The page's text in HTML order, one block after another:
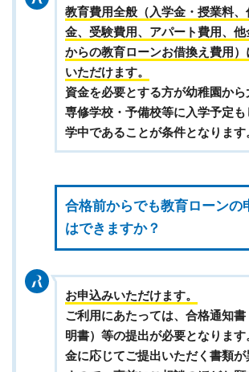
教育費用全般（入学金・授業料、
金、受験費用、アパート費用、他
からの教育ローンお借換え費用）
いただけます。
資金を必要とする方が幼稚園から
専修学校・予備校等に入学予定も
学中であることが条件となります
合格前からでも教育ローンの
はできますか？
お申込みいただけます。
ご利用にあたっては、合格通知書
明書）等の提出が必要となります
金に応じてご提出いただく書類が